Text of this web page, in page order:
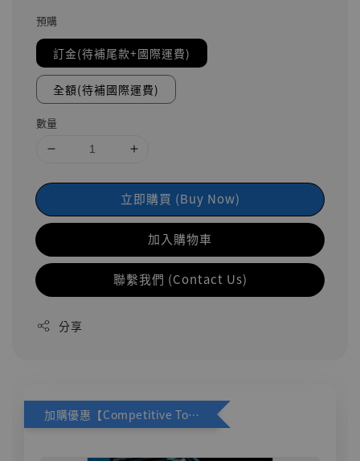
預購
訂金(待補尾款+國際運費)
全額(待補國際運費)
數量
立即購買 (Buy Now)
加入購物車
聯繫我們 (Contact Us)
分享
加購優惠【Competitive Toys 梅西 [CM001]】